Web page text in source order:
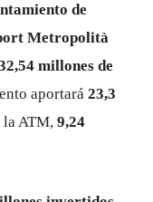
de
Metropolità
millones de
aportará 23,3
la ATM, 9,24